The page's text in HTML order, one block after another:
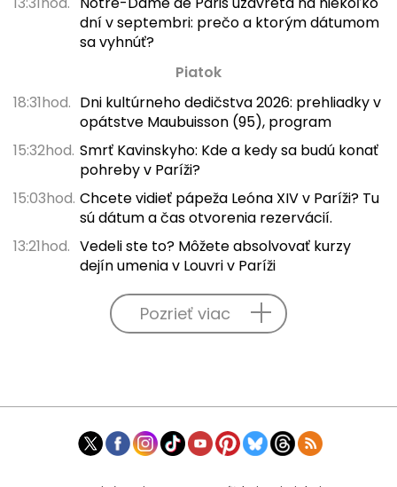
dní v septembri: prečo a ktorým dátumom
sa vyhnúť?
Piatok
18:31hod. Dni kultúrneho dedičstva 2026: prehliadky v
opátstve Maubuisson (95), program
15:32hod. Smrť Kavinskyho: Kde a kedy sa budú konať
pohreby v Paríži?
15:03hod. Chcete vidieť pápeža Leóna XIV v Paríži? Tu
sú dátum a čas otvorenia rezervácií.
13:21hod. Vedeli ste to? Môžete absolvovať kurzy
dejín umenia v Louvri v Paríži
Pozrieť viac